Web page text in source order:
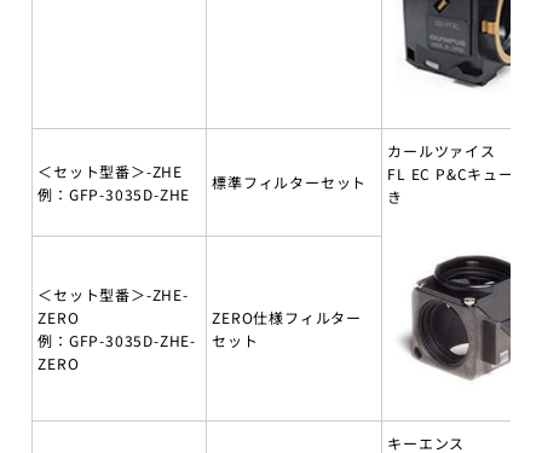
＜セット型番＞-ZHE
例：GFP-3035D-ZHE
標準フィルターセット
カールツァイス
FL EC P&Cキューブ
き
＜セット型番＞-ZHE-
ZERO
例：GFP-3035D-ZHE-
ZERO
ZERO仕様フィルター
セット
キーエンス